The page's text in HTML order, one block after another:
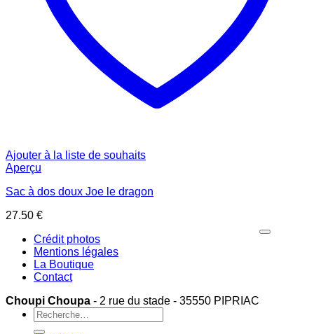
Ajouter à la liste de souhaits
Aperçu
Sac à dos doux Joe le dragon
27.50 €
Crédit photos
Mentions légales
La Boutique
Contact
Choupi Choupa - 2 rue du stade - 35550 PIPRIAC
Recherche
pour :